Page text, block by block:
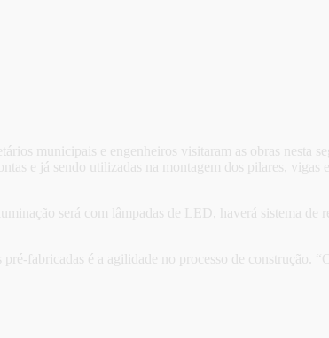
municipais e engenheiros visitaram as obras nesta
e já sendo utilizadas na montagem dos pilares, vigas
será com lâmpadas de LED, haverá sistema de
fabricadas é a agilidade no processo de construção.